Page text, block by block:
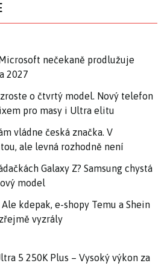
nečekaně prodlužuje
2027
o čtvrtý model. Nový telefon
pro masy i Ultra elitu
vládne česká značka. V
ale levná rozhodně není
Galaxy Z? Samsung chystá
model
kdepak, e-shopy Temu a Shein
vyzrály
5 250K Plus – Vysoký výkon za